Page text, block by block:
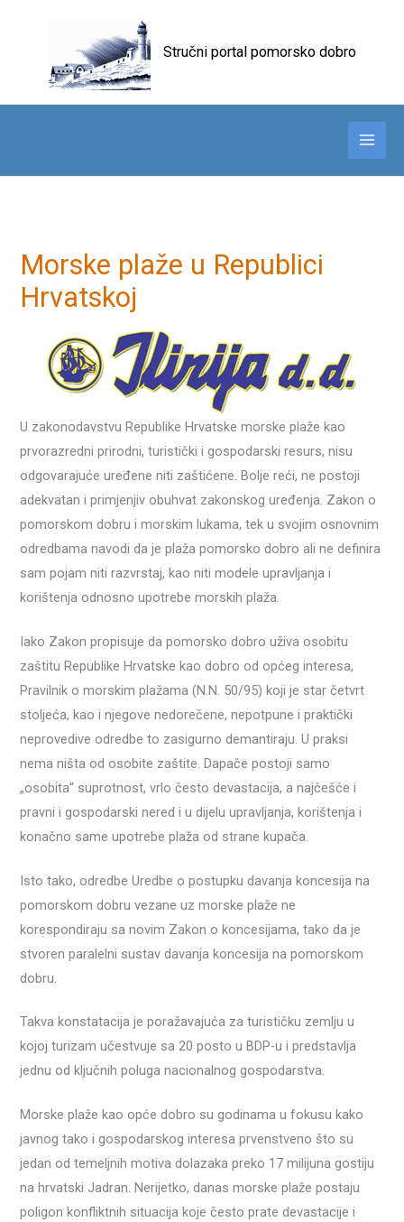
Stručni portal pomorsko dobro
Morske plaže u Republici
Hrvatskoj
U zakonodavstvu Republike Hrvatske morske plaže kao
prvorazredni prirodni, turistički i gospodarski resurs, nisu
odgovarajuće uređene niti zaštićene. Bolje reći, ne postoji
adekvatan i primjenjiv obuhvat zakonskog uređenja. Zakon o
pomorskom dobru i morskim lukama, tek u svojim osnovnim
odredbama navodi da je plaža pomorsko dobro ali ne definira
sam pojam niti razvrstaj, kao niti modele upravljanja i
korištenja odnosno upotrebe morskih plaža.
Iako Zakon propisuje da pomorsko dobro uživa osobitu
zaštitu Republike Hrvatske kao dobro od općeg interesa,
Pravilnik o morskim plažama (N.N. 50/95) koji je star četvrt
stoljeća, kao i njegove nedorečene, nepotpune i praktički
neprovedive odredbe to zasigurno demantiraju. U praksi
nema ništa od osobite zaštite. Dapače postoji samo
„osobita“ suprotnost, vrlo često devastacija, a najčešće i
pravni i gospodarski nered i u dijelu upravljanja, korištenja i
konačno same upotrebe plaža od strane kupača.
Isto tako, odredbe Uredbe o postupku davanja koncesija na
pomorskom dobru vezane uz morske plaže ne
korespondiraju sa novim Zakon o koncesijama, tako da je
stvoren paralelni sustav davanja koncesija na pomorskom
dobru.
Takva konstatacija je poražavajuća za turističku zemlju u
kojoj turizam učestvuje sa 20 posto u BDP-u i predstavlja
jednu od ključnih poluga nacionalnog gospodarstva.
Morske plaže kao opće dobro su godinama u fokusu kako
javnog tako i gospodarskog interesa prvenstveno što su
jedan od temeljnih motiva dolazaka preko 17 milijuna gostiju
na hrvatski Jadran. Nerijetko, danas morske plaže postaju
poligon konfliktnih situacija koje često prate devastacije i